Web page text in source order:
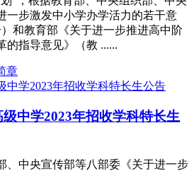
一步激发中小学办学活力的若干意
和教育部《关于进一步推进高中阶
的指导意见》（教 ......
章
中学2023年招收学科特长生
、中央宣传部等八部委《关于进一步